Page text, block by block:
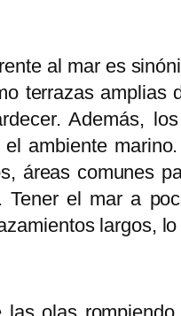
al mar es
terrazas
Además,
ambiente
áreas comunes
Tener el mar a
largos,